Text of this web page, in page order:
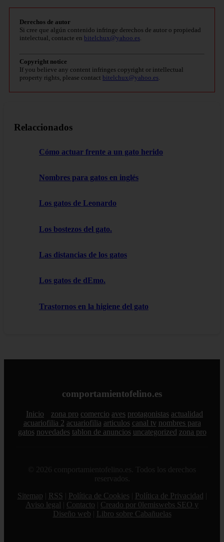
Derechos de autor
Si cree que algún contenido infringe derechos de autor o propiedad
intelectual, contacte en bitelchux@yahoo.es.
Copyright notice
If you believe any content infringes copyright or intellectual
property rights, please contact bitelchux@yahoo.es.
Relaccionados
Cómo actuar frente a un gato herido
Nombres para gatos en inglés
Los gatos de Leonardo
Los bostezos del gato.
Las distancias de los gatos
Los gatos de dEmo.
Trastornos en la higiene del gato
comportamientofelino.es
Inicio zona pro comercio aves protagonistas actualidad
acuariofilia 2 acuariofilia articulos canal tv nombres para
gatos novedades tablon de anuncios uncategorized zona pro
© 2026 comportamientofelino.es. Todos los derechos
reservados.
Sitemap
RSS Política de Cookies Política de Privacidad
Aviso legal
Contacto
Creado por 0lemiswebs SEO y
Diseño web
Libro sobre Cabañuelas